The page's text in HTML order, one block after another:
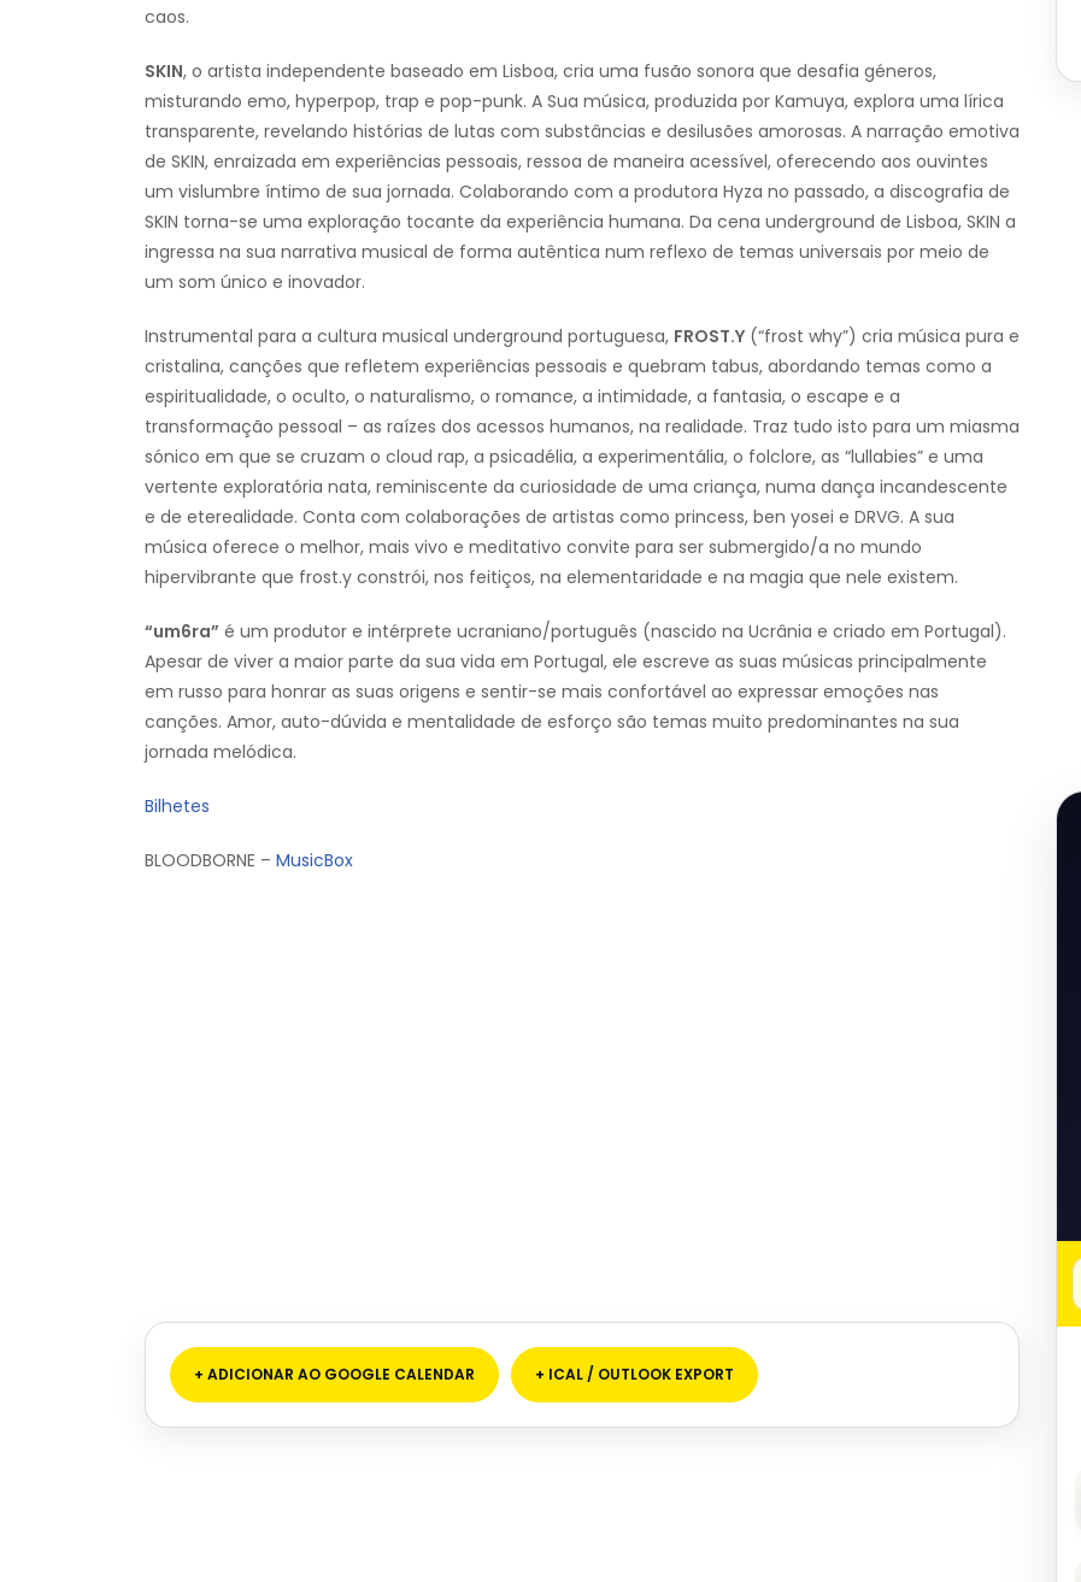
caos.
SKIN, o artista independente baseado em Lisboa, cria uma fusão sonora que desafia géneros,
misturando emo, hyperpop, trap e pop-punk. A Sua música, produzida por Kamuya, explora uma lírica
transparente, revelando histórias de lutas com substâncias e desilusões amorosas. A narração emotiva
de SKIN, enraizada em experiências pessoais, ressoa de maneira acessível, oferecendo aos ouvintes
um vislumbre íntimo de sua jornada. Colaborando com a produtora Hyza no passado, a discografia de
SKIN torna-se uma exploração tocante da experiência humana. Da cena underground de Lisboa, SKIN a
ingressa na sua narrativa musical de forma autêntica num reflexo de temas universais por meio de
um som único e inovador.
Instrumental para a cultura musical underground portuguesa, FROST.Y (“frost why”) cria música pura e
cristalina, canções que refletem experiências pessoais e quebram tabus, abordando temas como a
espiritualidade, o oculto, o naturalismo, o romance, a intimidade, a fantasia, o escape e a
transformação pessoal – as raízes dos acessos humanos, na realidade. Traz tudo isto para um miasma
sónico em que se cruzam o cloud rap, a psicadélia, a experimentália, o folclore, as “lullabies” e uma
vertente exploratória nata, reminiscente da curiosidade de uma criança, numa dança incandescente
e de eterealidade. Conta com colaborações de artistas como princess, ben yosei e DRVG. A sua
música oferece o melhor, mais vivo e meditativo convite para ser submergido/a no mundo
hipervibrante que frost.y constrói, nos feitiços, na elementaridade e na magia que nele existem.
“um6ra” é um produtor e intérprete ucraniano/português (nascido na Ucrânia e criado em Portugal).
Apesar de viver a maior parte da sua vida em Portugal, ele escreve as suas músicas principalmente
em russo para honrar as suas origens e sentir-se mais confortável ao expressar emoções nas
canções. Amor, auto-dúvida e mentalidade de esforço são temas muito predominantes na sua
jornada melódica.
Bilhetes
BLOODBORNE – MusicBox
+ ADICIONAR AO GOOGLE CALENDAR + ICAL / OUTLOOK EXPORT